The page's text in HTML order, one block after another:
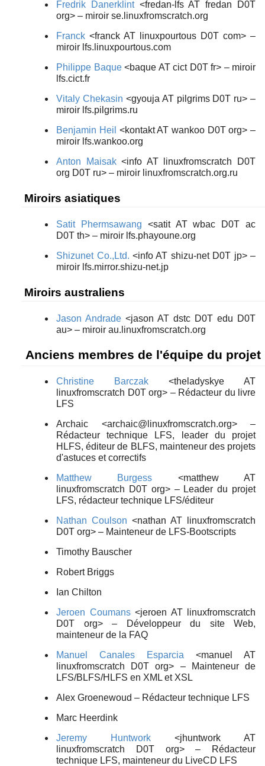
Fredrik Danerklint<fredan-lfs AT fredan D0T
org> – miroir se.linuxfromscratch.org
Franck <franck AT linuxpourtous D0T com> –
miroir lfs.linuxpourtous.com
Philippe Baque<baque AT cict D0T fr> – miroir
lfs.cict.fr
Vitaly Chekasin <gyouja AT pilgrims D0T ru> –
miroir lfs.pilgrims.ru
Benjamin Heil <kontakt AT wankoo D0T org> –
miroir lfs.wankoo.org
Anton Maisak<info AT linuxfromscratch D0T
org D0T ru> – miroir linuxfromscratch.org.ru
Miroirs asiatiques
Satit Phermsawang <satit AT wbac D0T ac
D0T th> – miroir lfs.phayoune.org
Shizunet Co.,Ltd. <info AT shizu-net D0T jp> –
miroir lfs.mirror.shizu-net.jp
Miroirs australiens
Jason Andrade <jason AT dstc D0T edu D0T
au> – miroir au.linuxfromscratch.org
Anciens membres de l'équipe du projet
Christine Barczak <theladyskye AT
linuxfromscratch D0T org> – Rédacteur du livre
LFS
Archaic <archaic@linuxfromscratch.org> –
Rédacteur technique LFS, leader du projet
HLFS, éditeur de BLFS, mainteneur des projets
d'astuces et correctifs
Matthew Burgess <matthew AT
linuxfromscratch D0T org> – Leader du projet
LFS, rédacteur technique LFS/éditeur
Nathan Coulson <nathan AT linuxfromscratch
D0T org> – Mainteneur de LFS-Bootscripts
Timothy Bauscher
Robert Briggs
Ian Chilton
Jeroen Coumans<jeroen AT linuxfromscratch
D0T org> – Développeur du site Web,
mainteneur de la FAQ
Manuel Canales Esparcia <manuel AT
linuxfromscratch D0T org> – Mainteneur de
LFS/BLFS/HLFS en XML et XSL
Alex Groenewoud – Rédacteur technique LFS
Marc Heerdink
Jeremy Huntwork <jhuntwork AT
linuxfromscratch D0T org> – Rédacteur
technique LFS, mainteneur du LiveCD LFS